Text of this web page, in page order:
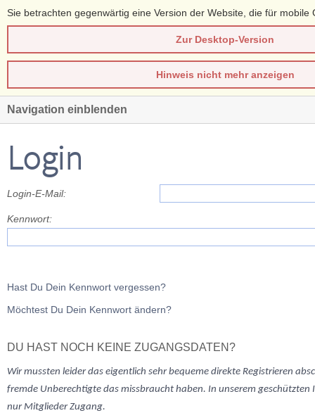
Sie betrachten gegenwärtig eine Version der Website, die für mobile
Zur Desktop-Version
Hinweis nicht mehr anzeigen
Navigation einblenden
Login
Login-E-Mail:
Kennwort:
Hast Du Dein Kennwort vergessen?
Möchtest Du Dein Kennwort ändern?
DU HAST NOCH KEINE ZUGANGSDATEN?
Wir mussten leiderdas eigentlich sehr bequeme direkte Registrieren
fremde Unberechtigte das missbraucht haben. In unserem
nur Mitglieder Zugang.